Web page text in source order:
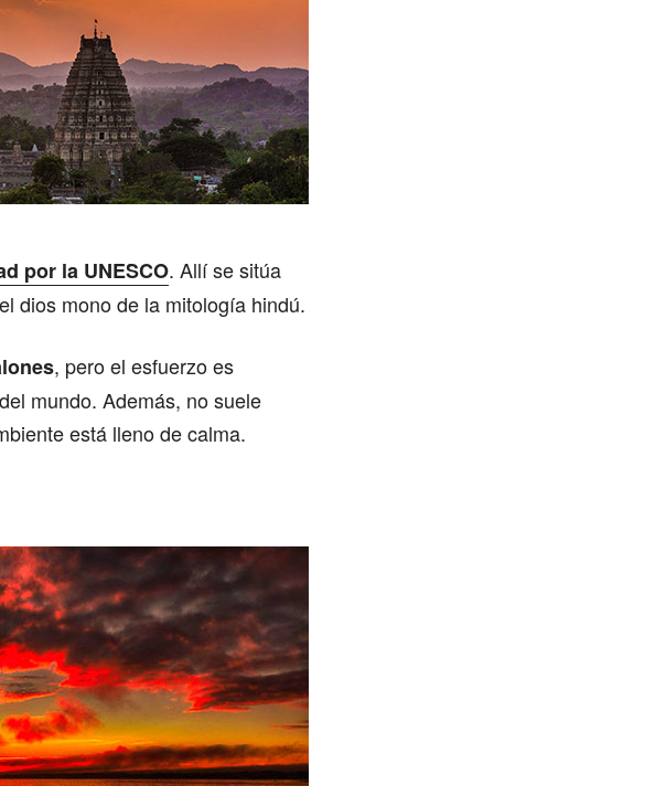
por la UNESCO. Allí se sitúa
dios mono de la mitología hindú.
, pero el esfuerzo es
mundo. Además, no suele
está lleno de calma.